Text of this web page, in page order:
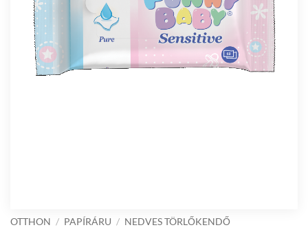
OTTHON / PAPÍRÁRU / NEDVES TÖRLŐKENDŐ